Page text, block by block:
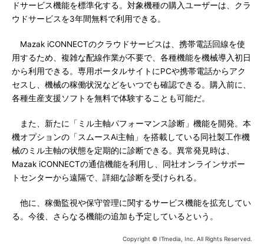
ドサービス機能を標準化する。対象機種の購入ユーザーは、クラ
ウドサービスを3年間無料で利用できる。
Mazak iCONNECTのクラウドサービスは、携帯電話回線を使
用するため、複雑な配線作業が不要で、各種機能を機械導入初日
から利用できる。専用ポータルサイトにPCや携帯電話からアク
セスし、機械の稼働状況などをいつでも確認できる。購入前に、
各種生産支援ソフトを無料で体験することも可能だ。
また、新たに「ミル主軸パフォーマンス診断」機能を開発。本
機オプションの「スムースAi主軸」を搭載している同社製工作機
械のミル主軸の状態を定期的に診断できる。異常発見時は、
Mazak iCONNECTの通信機能を利用し、同社オンラインサポー
トセンターから遠隔で、詳細な診断を受けられる。
他に、稼働監視や保守管理に関するサービス機能を拡充してい
る。今後、さらなる機能の追加も予定しているという。
Copyright © ITmedia, Inc. All Rights Reserved.